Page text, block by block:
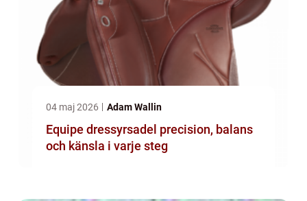
04 maj 2026 Adam Wallin
Equipe dressyrsadel precision, balans
och känsla i varje steg